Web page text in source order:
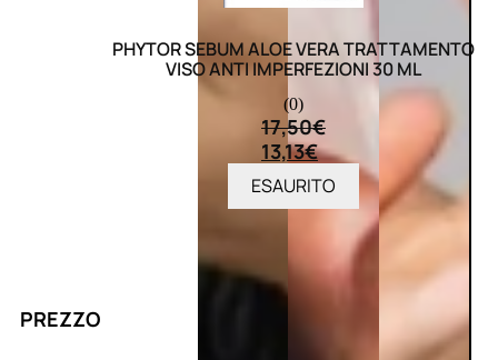
PREZZO
PHYTOR SEBUM ALOE VERA TRATTAMENTO
VISO ANTI IMPERFEZIONI 30 ML
(0)
17,50€
13,13€
ESAURITO